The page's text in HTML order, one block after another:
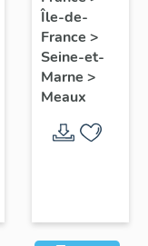
l'étude
du
patrimoine
de
Meaux
Île-de-
France >
Seine-et-
Marne >
Meaux